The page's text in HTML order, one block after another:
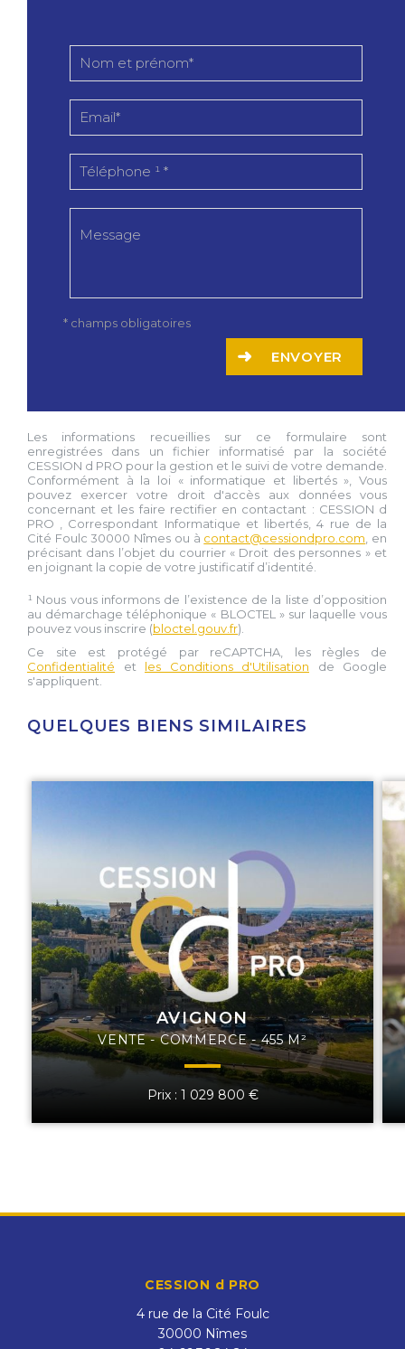
* champs obligatoires
ENVOYER
Les informations recueillies sur ce formulaire sont
enregistrées dans un fichier informatisé par la société
CESSION d PRO pour la gestion et le suivi de votre demande.
Conformément à la loi « informatique et libertés », Vous
pouvez exercer votre droit d'accès aux données vous
concernant et les faire rectifier en contactant : CESSION d
PRO
, Correspondant Informatique et libertés,4 rue de la
Cité Foulc 30000 Nîmes ou à contact@cessiondpro.com , en
précisant dans l’objet du courrier « Droit des personnes » et
en joignant la copie de votre justificatif d’identité.
¹ Nous vous informons de l’existence de la liste d’opposition
au démarchage téléphonique « BLOCTEL » sur laquelle vous
pouvez vous inscrire (bloctel.gouv.fr).
Ce site est protégé par reCAPTCHA, les règles de
Confidentialité et les Conditions d'Utilisation de Google
s'appliquent.
QUELQUES BIENS SIMILAIRES
AVIGNON
VENTE - COMMERCE - 455 M²
Prix : 1 029 800 €
CESSION d PRO
4 rue de la Cité Foulc
30000 Nîmes